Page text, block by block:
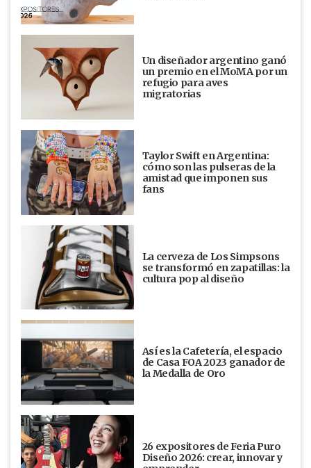
Un diseñador argentino ganó
un premio en el MoMA por un
refugio para aves
migratorias
Taylor Swift en Argentina:
cómo son las pulseras de la
amistad que imponen sus
fans
La cerveza de Los Simpsons
se transformó en zapatillas: la
cultura pop al diseño
Así es la Cafetería, el espacio
de Casa FOA 2023 ganador de
la Medalla de Oro
26 expositores de Feria Puro
Diseño 2026: crear, innovar y